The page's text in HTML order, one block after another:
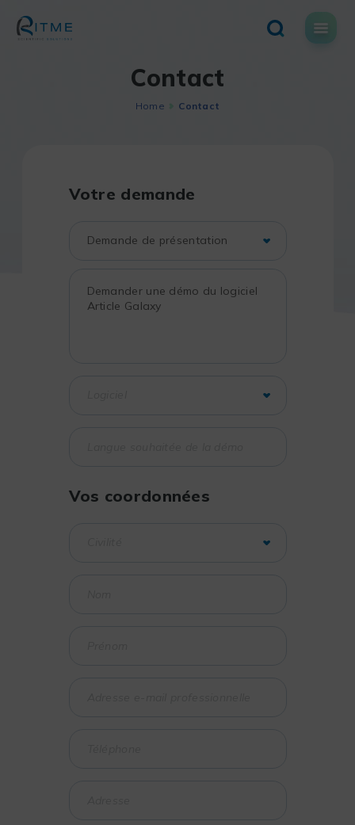
content
Contact
Home Contact
Votre demande
Vos coordonnées